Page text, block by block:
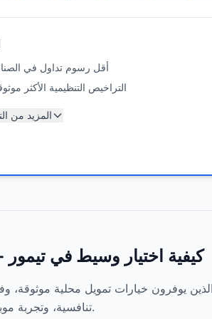
أقل رسوم تداول في
التراخيص التنظيمية الأكثر
المزيد من
كيفية اختيار وسيط في
يوفرون خيارات تمويل محلية موثوقة،
تنافسية، وتجربة موبايل موثوقة.